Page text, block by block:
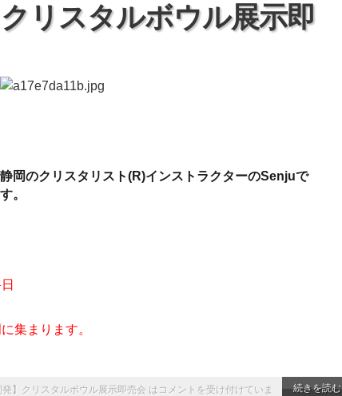
クリスタルボウル展示即
静岡のクリスタリスト(R)インストラクターのSenjuで
す。
集まります。
発】クリスタルボウル展示即売会 は コメントを受け付けていま
続きを読む